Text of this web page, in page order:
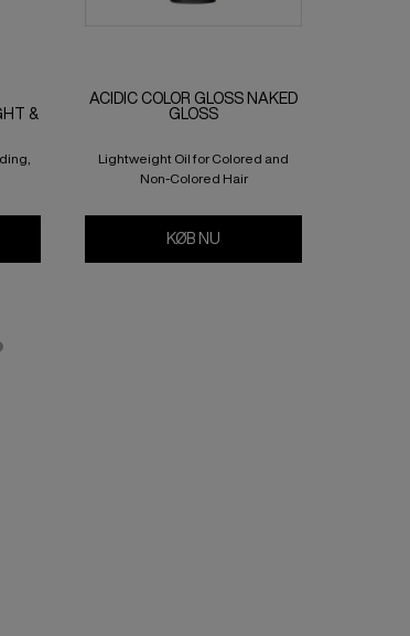
&
BONDING CONCENTRATE 24/7 NIGHT & DAY SERUM
ACIDIC COLOR GLOSS NAKED
GLOSS
Lightweight Oil for Colored and
Non-Colored Hair
KØB NU